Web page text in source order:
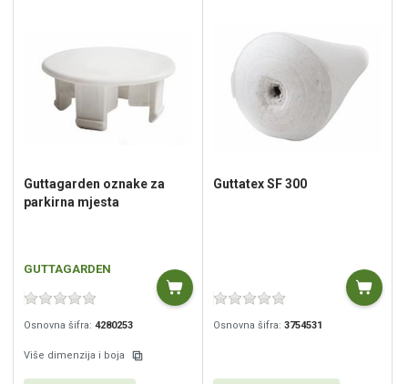
Guttagarden oznake za
parkirna mjesta
GUTTAGARDEN
Osnovna šifra: 4280253
Više dimenzija i boja
Guttatex SF 300
Osnovna šifra: 3754531